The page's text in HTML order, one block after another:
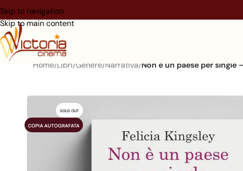
Skip to navigation
Skip to main content
Home/Libri/Genere/Narrativa/Non è un paese per single
SOLD OUT
COPIA AUTOGRAFATA